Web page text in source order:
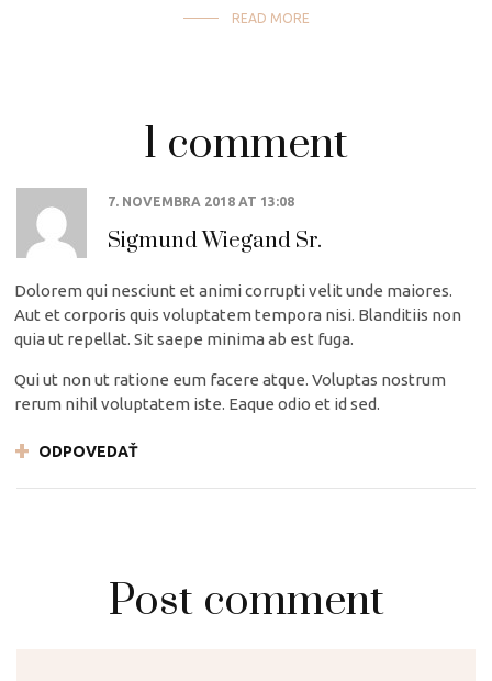
READ MORE
1 comment
7. NOVEMBRA 2018 AT 13:08
Sigmund Wiegand Sr.
Dolorem qui nesciunt et animi corrupti velit unde maiores.
Aut et corporis quis voluptatem tempora nisi. Blanditiis non
quia ut repellat. Sit saepe minima ab est fuga.
Qui ut non ut ratione eum facere atque. Voluptas nostrum
rerum nihil voluptatem iste. Eaque odio et id sed.
ODPOVEDAŤ
Post comment